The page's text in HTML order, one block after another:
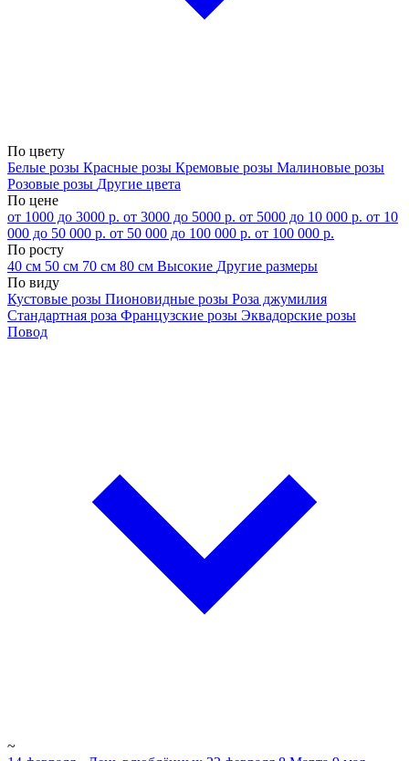
По цвету
Белые розы Красные розы Кремовые розы Малиновые розы
Розовые розы Другие цвета
По цене
от 1000 до 3000 р. от 3000 до 5000 р. от 5000 до 10 000 р. от 10
000 до 50 000 р. от 50 000 до 100 000 р. от 100 000 р.
По росту
40 см 50 см 70 см 80 см Высокие Другие размеры
По виду
Кустовые розы Пионовидные розы Роза джумилия
Стандартная роза Французские розы Эквадорские розы
Повод
~